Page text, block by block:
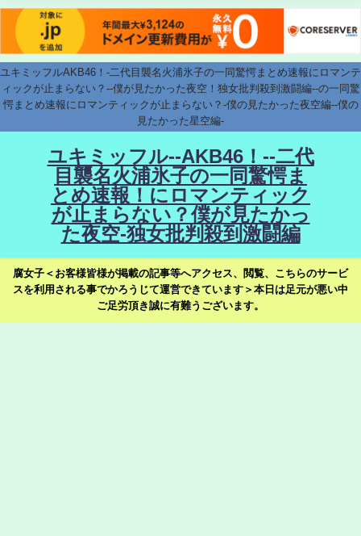
ユキミッフルAKB46！-二代目襲名火浦氷子の一同驚愕まとめ速報にロマンテ
ィックが止まらない？--僕が見たかった夜空！独女批判殺到激闘編--の一同驚
愕まとめ速報にロマンティックが止まらない？-僕の見たかった夜空編--僕の
見たかった星空編-
ユキミッフル--AKB46！--二代
目襲名火浦氷子の一同驚愕ま
とめ速報！にロマンティック
が止まらない？僕が見たかっ
た夜空-独女批判殺到激闘編
腐女子＜お客様皆様が掲載の記事等へアクセス、閲覧、こちらのサービ
スを利用される事でかろうじて運営できています＞本日は足元が悪い中
ご足労頂き誠に有難うございます。